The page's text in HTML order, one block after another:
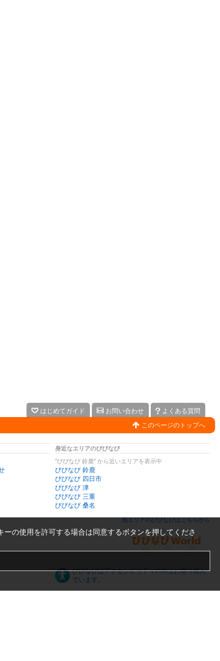
はじめてガイド お問い合わせ
よくある質問
このページのトップへ
身近なエリアのびびなび
"びびなび 鈴鹿" から近いエリアを表示中
びびなび 鈴鹿
びびなび 四日市
びびなび 津
びびなび 三重
びびなび 桑名
他エリアのびびなびはこちらから
びびなびはアクセシビリティの向上に取り組ん
でいます。
ーの使用を許可する場合は同意するボタンを押してくださ